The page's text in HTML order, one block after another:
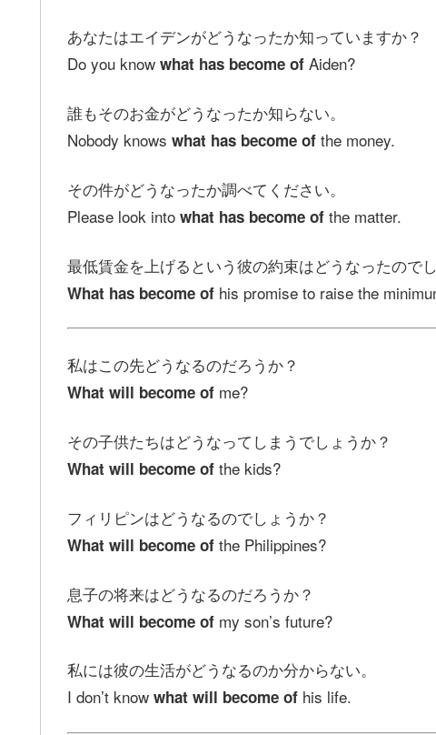
あなたはエイデンがどうなったか知っていますか？
Do you know what has become of Aiden?
誰もそのお金がどうなったか知らない。
Nobody knows what has become of the money.
その件がどうなったか調べてください。
Please look into what has become of the matter.
最低賃金を上げるという彼の約束はどうなったので
What has become of his promise to raise the
私はこの先どうなるのだろうか？
What will become of me?
その子供たちはどうなってしまうでしょうか？
What will become of the kids?
フィリピンはどうなるのでしょうか？
What will become of the Philippines?
息子の将来はどうなるのだろうか？
What will become of my son’s future?
私には彼の生活がどうなるのか分からない。
I don’t know what will become of his life.